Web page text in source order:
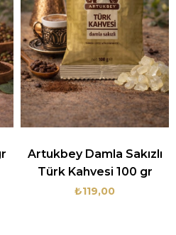
Artukbey Damla Sakızlı
Türk Kahvesi 100 gr
₺119,00